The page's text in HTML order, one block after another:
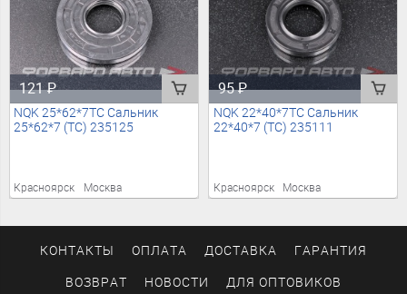
121₽
NQK 25*62*7TC Сальник
25*62*7 (TC) 235125
Красноярск Москва
95₽
NQK 22*40*7TC Сальник
22*40*7 (TC) 235111
Красноярск Москва
КОНТАКТЫ ОПЛАТА ДОСТАВКА ГАРАНТИЯ
ВОЗВРАТ НОВОСТИ ДЛЯ ОПТОВИКОВ